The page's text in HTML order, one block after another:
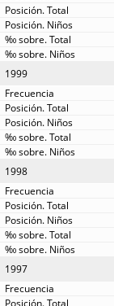
1999
1998
1997